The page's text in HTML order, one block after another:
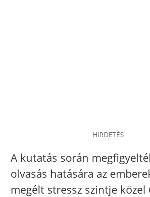
HIRDETÉS
A kutatás során
olvasás hatására az
megélt stressz szintje közel